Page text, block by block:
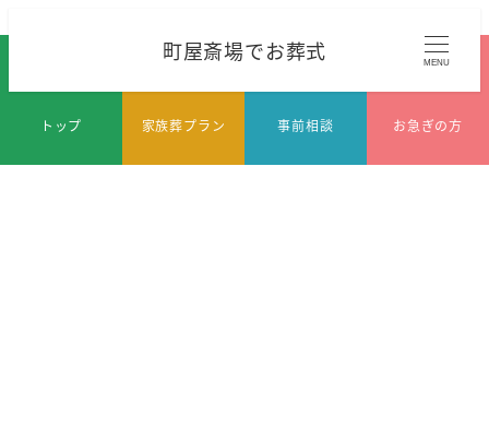
町屋斎場でお葬式 MENU
トップ 家族葬プラン 事前相談 お急ぎの方